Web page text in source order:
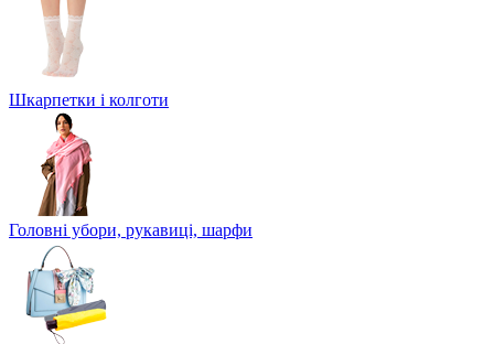
Шкарпетки і колготи
Головні убори, рукавиці, шарфи